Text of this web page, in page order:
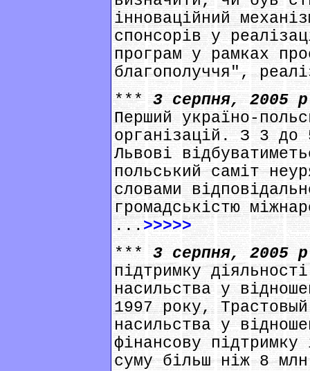
інноваційний
спонсорів у
програм у рамках
благополуччя",
***3 серпня, 2005
Перший україно-
організацій. З 3 до
Львові
польський саміт
словами
громадськістю
...>>>>>
***3 серпня, 2005
підтримку
насильства у
1997 року,
насильства у
фінансову підтримку
суму більш ніж 8